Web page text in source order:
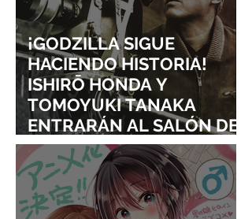
¡GODZILLA SIGUE
HACIENDO HISTORIA!
ISHIRŌ HONDA Y
TOMOYUKI TANAKA
ENTRARÁN AL SALÓN DE
LA FAMA DE LOS EFECTOS
VISUALES